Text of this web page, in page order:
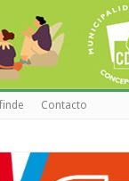
Contacto